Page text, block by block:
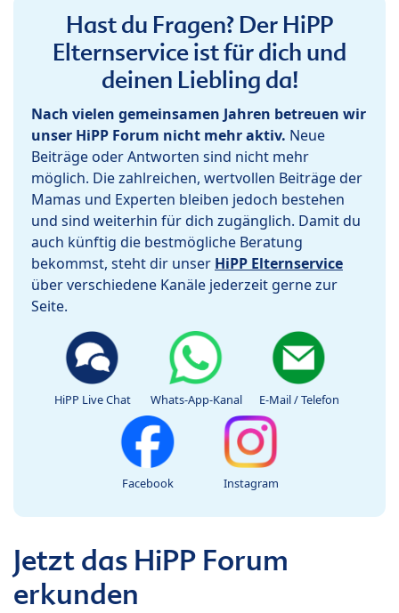
Hast du Fragen? Der HiPP
Elternservice ist für dich und
deinen Liebling da!
Nach vielen gemeinsamen Jahren betreuen wir
unser HiPP Forum nicht mehr aktiv. Neue
Beiträge oder Antworten sind nicht mehr
möglich. Die zahlreichen, wertvollen Beiträge der
Mamas und Experten bleiben jedoch bestehen
und sind weiterhin für dich zugänglich. Damit du
auch künftig die bestmögliche Beratung
bekommst, steht dir unser HiPP Elternservice
über verschiedene Kanäle jederzeit gerne zur
Seite.
HiPP Live Chat Whats-App-Kanal E-Mail / Telefon
Facebook Instagram
Jetzt das HiPP Forum
erkunden